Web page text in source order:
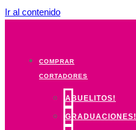
Ir al contenido
COMPRAR
CORTADORES
ABUELITOS!
GRADUACIONES!